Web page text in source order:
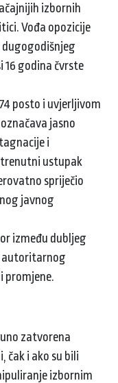
izbornih
Vođa opozicije
16 godina čvrste
posto i uvjerljivom
jasno
i
ustupak
spriječio
javnog
između dubljeg
autoritarnog
promjene.
zatvorena
čak i ako su bili
izbornim